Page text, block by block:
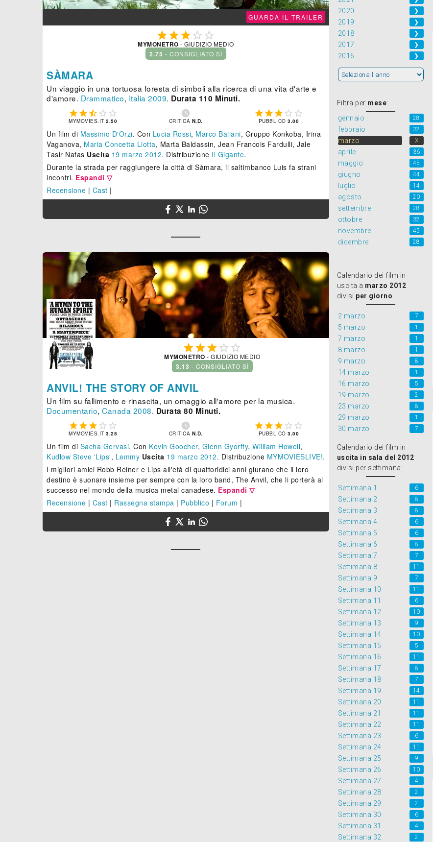
GUARDA IL TRAILER
  
MYMONETRO - GIUDIZIO MEDIO
2.75 - CONSIGLIATO SÌ
SÀMARA
Un viaggio in una tortuosa foresta di simboli alla ricerca di una vita d'arte e
d'amore. Drammatico, Italia 2009. Durata 110 Minuti.
    
MYMOVIES.IT2.50

CRITICA N.D.
    
PUBBLICO3.00
Un film di Massimo D'Orzi. Con Lucia Rossi, Marco Baliani, Gruppo Konkoba, Irina
Vaganova, Maria Concetta Liotta, Marta Baldassin, Jean Francois Fardulli, Jale
Tasir Nafas Uscita 19 marzo 2012. Distribuzione Il Gigante.
Durante la strada per raggiungere la città di Sàmara, il saltimbanco Luis fa strani
incontri. Espandi ▽
Recensione | Cast |
  
MYMONETRO - GIUDIZIO MEDIO
3.13 - CONSIGLIATO SÌ
ANVIL! THE STORY OF ANVIL
Un film su fallimento e rinascita, un omaggio all'amore per la musica.
Documentario, Canada 2008. Durata 80 Minuti.
    
MYMOVIES.IT3.25

CRITICA N.D.
    
PUBBLICO3.00
Un film di Sacha Gervasi. Con Kevin Goocher, Glenn Gyorffy, William Howell,
Kudlow Steve 'Lips', Lemmy Uscita 19 marzo 2012. Distribuzione MYMOVIESLIVE!.
I migliori amici Robb Reiner e Lips all'età di quattoridici anni giurano che il loro
destino è suonare insieme per sempre con la loro band, The Anvil, che li porterà al
successo nel mondo della musica metal canadese. Espandi ▽
Recensione | Cast | Rassegna stampa | Pubblico | Forum |
2020 ❯
2019 ❯
2018 ❯
2017 ❯
2016 ❯
Filtra per mese:
gennaio
28
febbraio 32
marzo X
aprile 36
maggio 45
giugno 44
luglio 14
agosto 20
settembre 28
ottobre 32
novembre 45
dicembre 28
Calendario dei film in
uscita a marzo 2012
divisi per giorno
2 marzo 7
5 marzo 1
7 marzo 1
8 marzo 1
9 marzo 8
14 marzo 1
16 marzo 5
19 marzo 2
23 marzo 8
29 marzo 1
30 marzo 7
Calendario dei film in
uscita in sala del 2012
divisi per settimana:
Settimana 1 6
Settimana 2 8
Settimana 3 8
Settimana 4 6
Settimana 5 6
Settimana 6 8
Settimana 7 7
Settimana 8 11
Settimana 9 7
Settimana 10 11
Settimana 11 6
Settimana 12 10
Settimana 13 9
Settimana 14 10
Settimana 15 5
Settimana 16 11
Settimana 17 8
Settimana 18 7
Settimana 19 14
Settimana 20 11
Settimana 21 11
Settimana 22 11
Settimana 23 6
Settimana 24 11
Settimana 25 9
Settimana 26 10
Settimana 27 4
Settimana 28 2
Settimana 29 2
Settimana 30 6
Settimana 31 4
Settimana 32 2